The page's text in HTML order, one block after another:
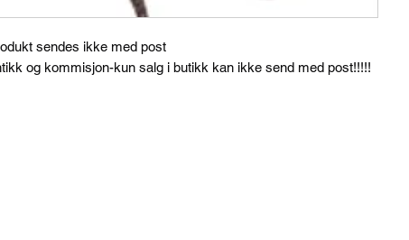
sendes ikke med post
og kommisjon-kun salg i butikk kan ikke send med post!!!!!